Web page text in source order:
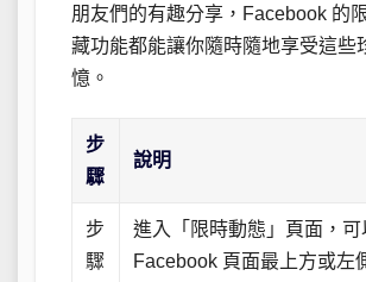
朋友們的有趣分享，Facebook 的
藏功能都能讓你隨時隨地享受這些
憶。
步
驟
說明
步
驟
進入「限時動態」頁面，可
Facebook 頁面最上方或左